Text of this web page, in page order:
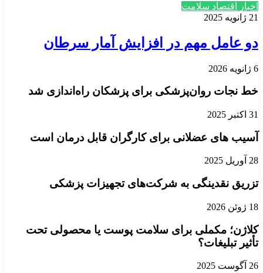
اخبار اقتصاد سلامت
21 ژانویه 2025
دو عامل مهم در افزایش آمار سرطان
6 ژانویه 2026
خط نجات روان‌پزشکی برای پزشکان راه‌اندازی شد
31 اکتبر 2025
آسیب های عضلانی برای کارگران قابل درمان است
28 آوریل 2025
تزریق نقدینگی به شرکت‌های تجهیزات پزشکی
18 ژوئن 2026
کلاژن؛ مکملی برای سلامت پوست یا محصولی تحت
تأثیر تبلیغات؟
26 آگوست 2025